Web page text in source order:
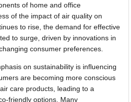
of home and office
of the impact of air quality on
to rise, the demand for effective
to surge, driven by innovations in
consumer preferences.
on sustainability is influencing
are becoming more conscious
care products, leading to a
friendly options. Many